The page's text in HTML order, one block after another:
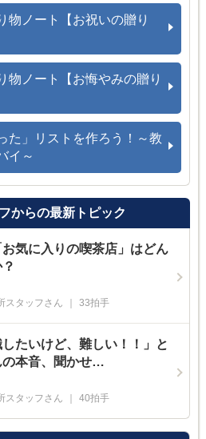
物ノート【お祝いの贈り
物ノート【お悔やみの贈り
た」リストを作ろう！～教
イ～
からの最新トピック
気に入りの喫茶店」はどん
スタッフさん 33拍手
したいけど、難しい！！」と
の本音、聞かせ…
スタッフさん 40拍手